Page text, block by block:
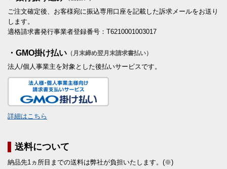
ご注文確定後、お客様宛に振込専用口座を記載した訴求メールをお送り
します。
適格請求書発行事業者登録番号：T6210001003017
・GMO掛け払い （月末締め翌月末請求書払い）
法人/個人事業主を対象とした後払いサービスです。
詳細はこちら
送料について
納品先1ヵ所目までの送料は弊社が負担いたします。(※)